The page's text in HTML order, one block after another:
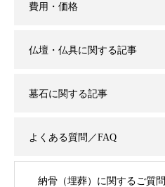
費用・価格
仏壇・仏具に関する記事
墓石に関する記事
よくある質問／FAQ
納骨（埋葬）に関するご質問